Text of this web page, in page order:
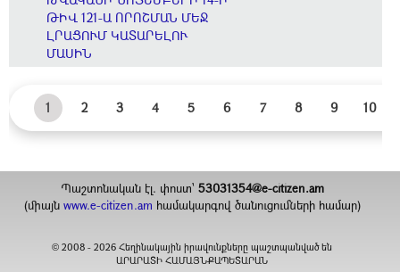
ԹԻՎ 121-Ա ՈՐՈՇՄԱՆ ՄԵՋ
ԼՐԱՑՈՒՄ ԿԱՏԱՐԵԼՈՒ
ՄԱՍԻՆ
1 2 3 4 5 6 7 8 9 10
Պաշտոնական էլ. փոստ` 53031354@e-citizen.am
(միայն www.e-citizen.am համակարգով ծանուցումների համար)
© 2008 -2026 Հեղինակային իրավունքները պաշտպանված են
ԱՐԱՐԱՏԻ ՀԱՄԱՅՆՔԱՊԵՏԱՐԱՆ